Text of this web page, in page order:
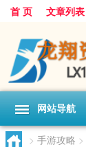
首 页 文章列表
网站导航
> 手游攻略 >